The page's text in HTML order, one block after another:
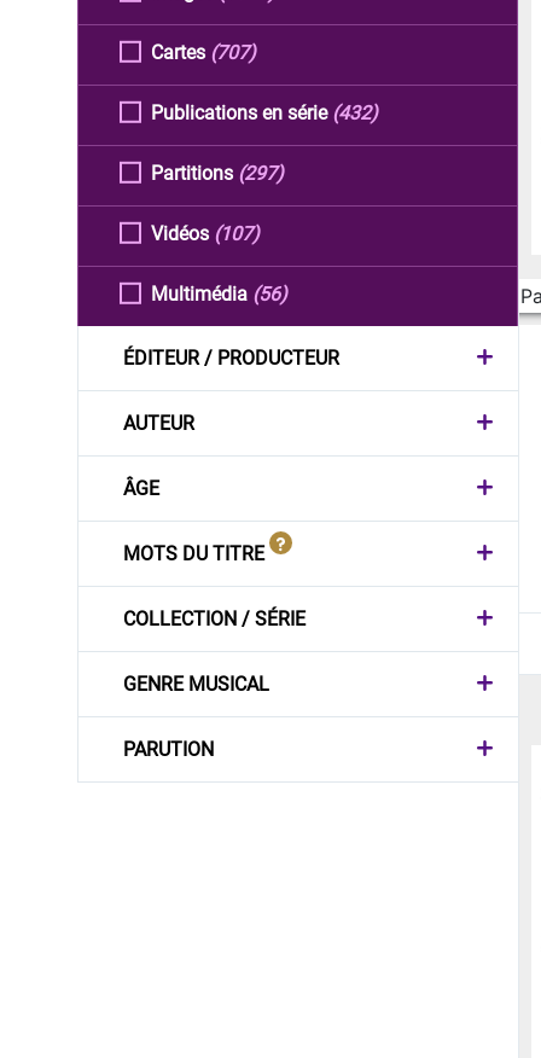
Cartes (707)
Publications en série (432)
Partitions (297)
Vidéos (107)
Multimédia (56)
ÉDITEUR / PRODUCTEUR
AUTEUR
ÂGE
MOTS DU TITRE
COLLECTION / SÉRIE
GENRE MUSICAL
PARUTION